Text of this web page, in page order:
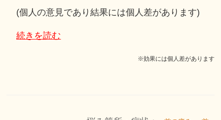
(個人の意見であり結果には個人差があります)
続きを読む
※効果には個人差があります